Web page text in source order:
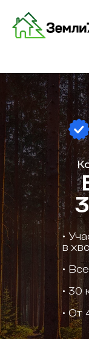
•‎
в
•‎
• ‎30
•‎ От